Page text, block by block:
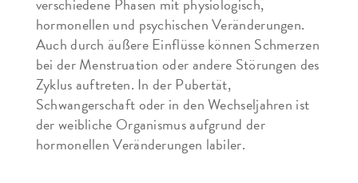
verschiedene Phasen mit physiologisch,
hormonellen und psychischen Veränderungen.
Auch durch äußere Einflüsse können Schmerzen
bei der Menstruation oder andere Störungen des
Zyklus auftreten. In der Pubertät,
Schwangerschaft oder in den Wechseljahren ist
der weibliche Organismus aufgrund der
hormonellen Veränderungen labiler.